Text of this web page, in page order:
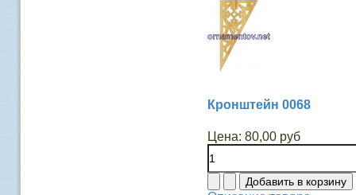
Кронштейн 0068
Цена: 80,00 руб